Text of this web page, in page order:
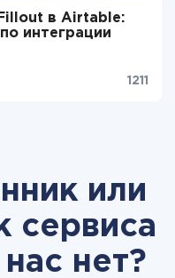
в Airtable:
интеграции
1211
или
сервиса
нет?